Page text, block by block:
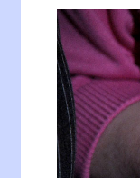
ЦЕРКОВЬ
1 кг